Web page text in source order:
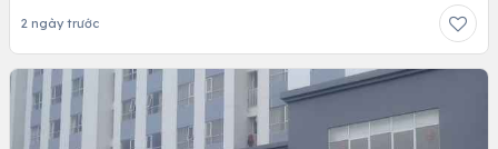
2 ngày trước